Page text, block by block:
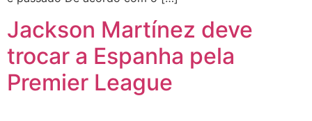
Jackson Martínez deve
trocar a Espanha pela
Premier League